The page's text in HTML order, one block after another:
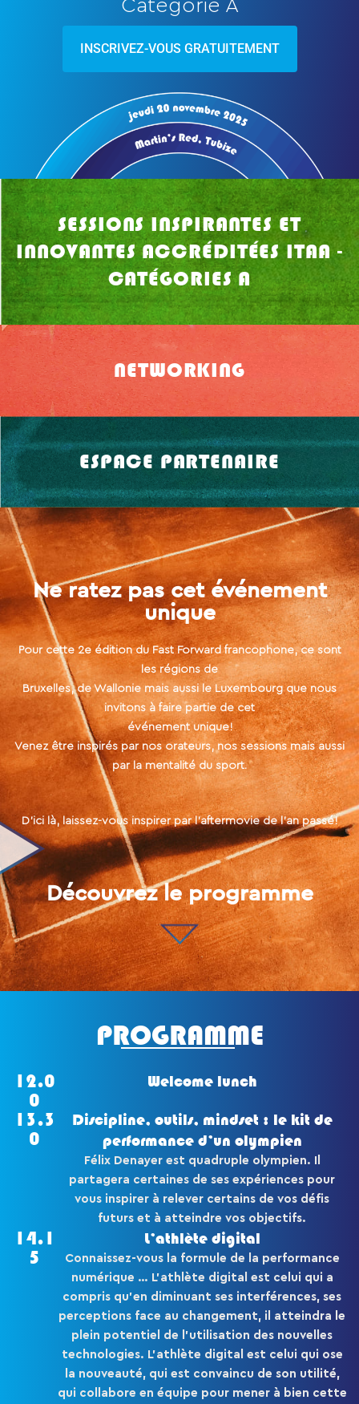
Catégorie A
INSCRIVEZ-VOUS GRATUITEMENT
SESSIONS INSPIRANTES ET
INNOVANTES ACCRÉDITÉES ITAA -
CATÉGORIES A
NETWORKING
ESPACE PARTENAIRE
Ne ratez pas cet événement
unique
Pour cette 2e édition du Fast Forward francophone, ce sont
les régions de
Bruxelles, de Wallonie mais aussi le Luxembourg que nous
invitons à faire partie de cet
événement unique!
Venez être inspirés par nos orateurs, nos sessions mais aussi
par la mentalité du sport.
D’ici là, laissez-vous inspirer par l’aftermovie de l’an passé!
Découvrez le programme
PROGRAMME
12.0
0
Welcome lunch
13.3
0
Discipline, outils, mindset : le kit de
performance d’un olympien
Félix Denayer est quadruple olympien. Il
partagera certaines de ses expériences pour
vous inspirer à relever certains de vos défis
futurs et à atteindre vos objectifs.
14.1
5
L’athlète digital
Connaissez-vous la formule de la performance
numérique … L’athlète digital est celui qui a
compris qu’en diminuant ses interférences, ses
perceptions face au changement, il atteindra le
plein potentiel de l’utilisation des nouvelles
technologies. L’athlète digital est celui qui ose
la nouveauté, qui est convaincu de son utilité,
qui collabore en équipe pour mener à bien cette